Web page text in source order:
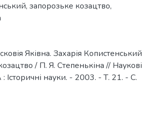
, запорозьке козацтво,
Яківна. Захарія Копистенський
/ П. Я. Степенькіна // Наукові
науки. - 2003. - Т. 21. - С.